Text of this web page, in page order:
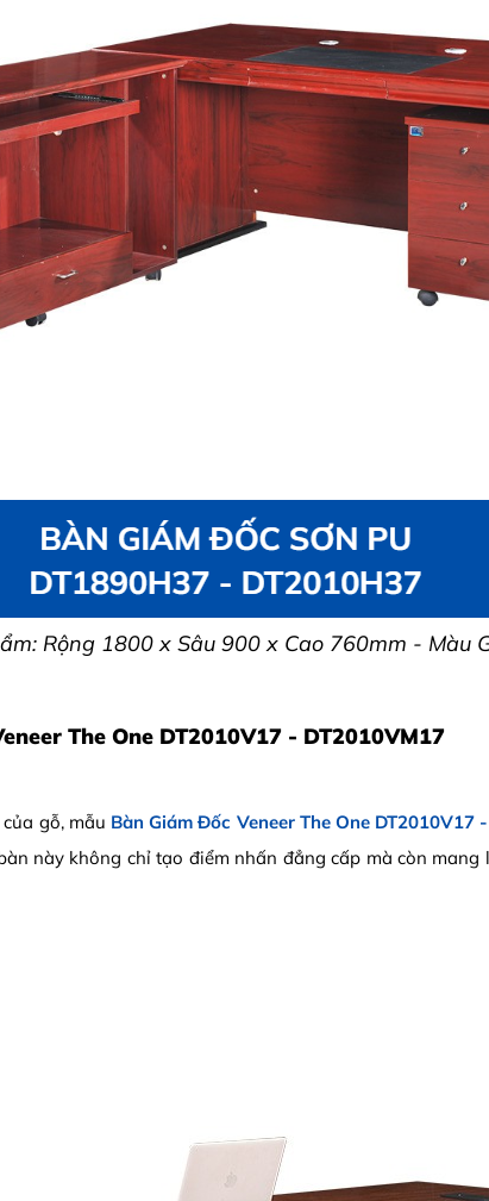
Rộng 1800 x Sâu 900 x Cao 760mm - Màu
The One DT2010V17 - DT2010VM17
gỗ, mẫu Bàn Giám Đốc Veneer The One DT2010V17
này không chỉ tạo điểm nhấn đẳng cấp mà còn